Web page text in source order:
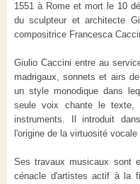
1551 à Rome et mort le 10
du sculpteur et architecte
compositrice Francesca
Giulio Caccini entre au
madrigaux, sonnets et airs
un style monodique dans
seule voix chante le
instruments. Il introduit
l'origine de la virtuosité
Ses travaux musicaux sont
cénacle d'artistes actif à la